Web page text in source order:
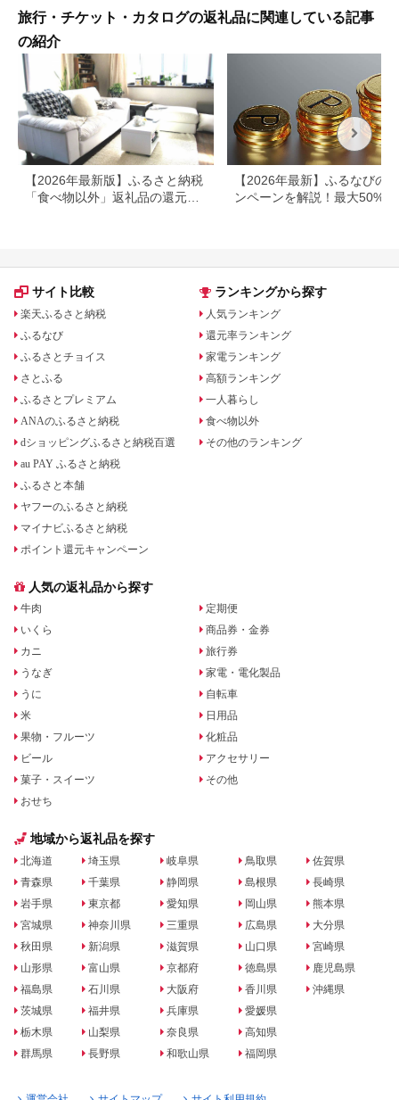
用券
旅行・チケット・カタログの返礼品に関連している記事
の紹介
【2026年最新版】ふるさと納税
「食べ物以外」返礼品の還元率
【2026年最新】ふるなびの
ンペーンを解説！最大50%還
サイト比較
楽天ふるさと納税
ふるなび
ふるさとチョイス
さとふる
ふるさとプレミアム
ANAのふるさと納税
dショッピングふるさと納税百選
au PAY ふるさと納税
ふるさと本舗
ヤフーのふるさと納税
マイナビふるさと納税
ポイント還元キャンペーン
ランキングから探す
人気ランキング
還元率ランキング
家電ランキング
高額ランキング
一人暮らし
食べ物以外
その他のランキング
人気の返礼品から探す
牛肉
いくら
カニ
うなぎ
うに
米
果物・フルーツ
ビール
菓子・スイーツ
おせち
定期便
商品券・金券
旅行券
家電・電化製品
自転車
日用品
化粧品
アクセサリー
その他
地域から返礼品を探す
北海道
青森県
岩手県
宮城県
秋田県
山形県
福島県
茨城県
栃木県
群馬県
埼玉県
千葉県
東京都
神奈川県
新潟県
富山県
石川県
福井県
山梨県
長野県
岐阜県
静岡県
愛知県
三重県
滋賀県
京都府
大阪府
兵庫県
奈良県
和歌山県
鳥取県
島根県
岡山県
広島県
山口県
徳島県
香川県
愛媛県
高知県
福岡県
佐賀県
長崎県
熊本県
大分県
宮崎県
鹿児島県
沖縄県